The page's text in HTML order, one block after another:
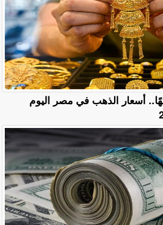
24 يسجل 6834 جنيهًا.. أسعار الذهب في مصر اليوم